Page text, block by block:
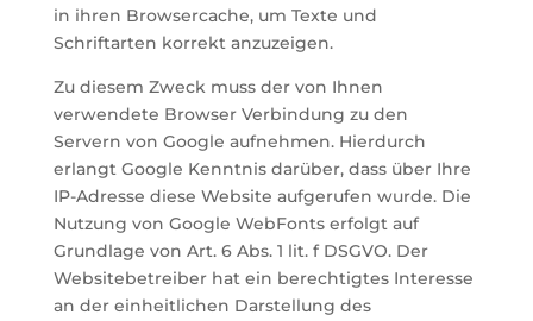
in ihren Browsercache, um Texte und
Schriftarten korrekt anzuzeigen.
Zu diesem Zweck muss der von Ihnen
verwendete Browser Verbindung zu den
Servern von Google aufnehmen. Hierdurch
erlangt Google Kenntnis darüber, dass über Ihre
IP-Adresse diese Website aufgerufen wurde. Die
Nutzung von Google WebFonts erfolgt auf
Grundlage von Art. 6 Abs. 1 lit. f DSGVO. Der
Websitebetreiber hat ein berechtigtes Interesse
an der einheitlichen Darstellung des